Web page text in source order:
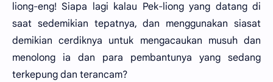
liong-eng! Siapa lagi kalau Pek-liong yang datang di
saat sedemikian tepatnya, dan menggunakan siasat
demikian cerdiknya untuk mengacaukan musuh dan
menolong ia dan para pembantunya yang sedang
terkepung dan terancam?